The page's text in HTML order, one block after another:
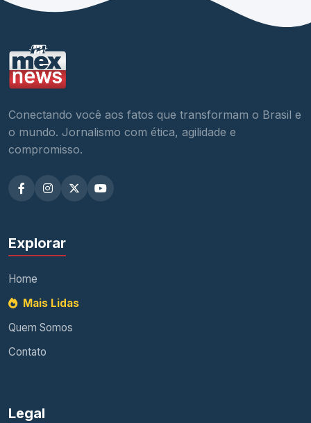
Conectando você aos fatos que transformam o Brasil e
o mundo. Jornalismo com ética, agilidade e
compromisso.
Explorar
Home
Mais Lidas
Quem Somos
Contato
Legal